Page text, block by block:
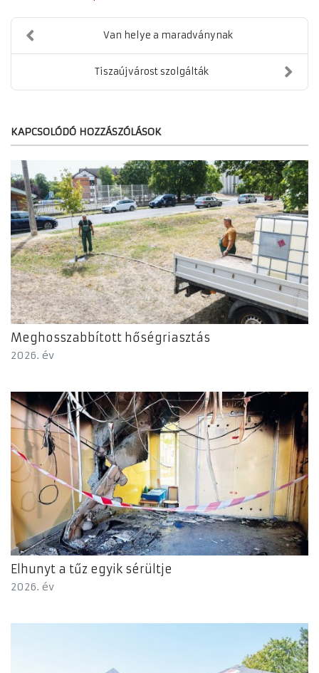
Van helye a maradványnak
Tiszaújvárost szolgálták
KAPCSOLÓDÓ HOZZÁSZÓLÁSOK
Meghosszabbított hőségriasztás
2026. év
Elhunyt a tűz egyik sérültje
2026. év